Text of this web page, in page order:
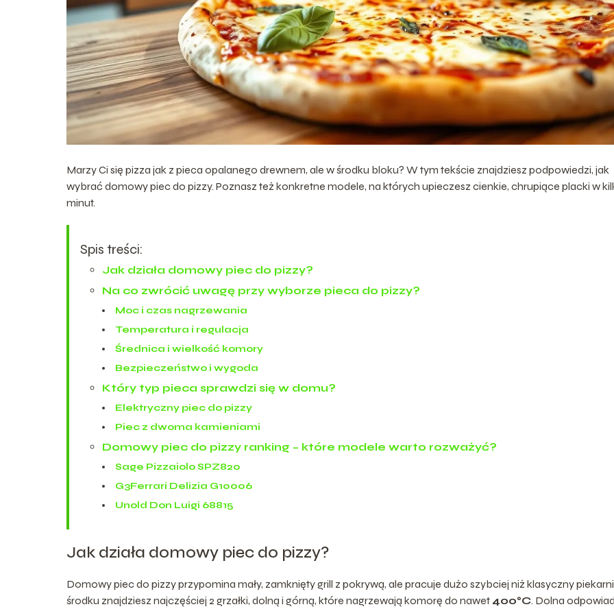
Marzy Ci się pizza jak z pieca opalanego drewnem, ale w środku bloku? W tym tekście znajdziesz podpowiedzi, jak
wybrać domowy piec do pizzy. Poznasz też konkretne modele, na których upieczesz cienkie, chrupiące placki w
minut.
Spis treści:
Jak działa domowy piec do pizzy?
Na co zwrócić uwagę przy wyborze pieca do pizzy?
Moc i czas nagrzewania
Temperatura i regulacja
Średnica i wielkość komory
Bezpieczeństwo i wygoda
Który typ pieca sprawdzi się w domu?
Elektryczny piec do pizzy
Piec z dwoma kamieniami
Domowy piec do pizzy ranking – które modele warto rozważyć?
Sage Pizzaiolo SPZ820
G3Ferrari Delizia G10006
Unold Don Luigi 68815
Jak działa domowy piec do pizzy?
Domowy piec do pizzy przypomina mały, zamknięty grill z pokrywą, ale pracuje dużo szybciej niż klasyczny
środku znajdziesz najczęściej 2 grzałki, dolną i górną, które nagrzewają komorę do nawet 400°C. Dolna